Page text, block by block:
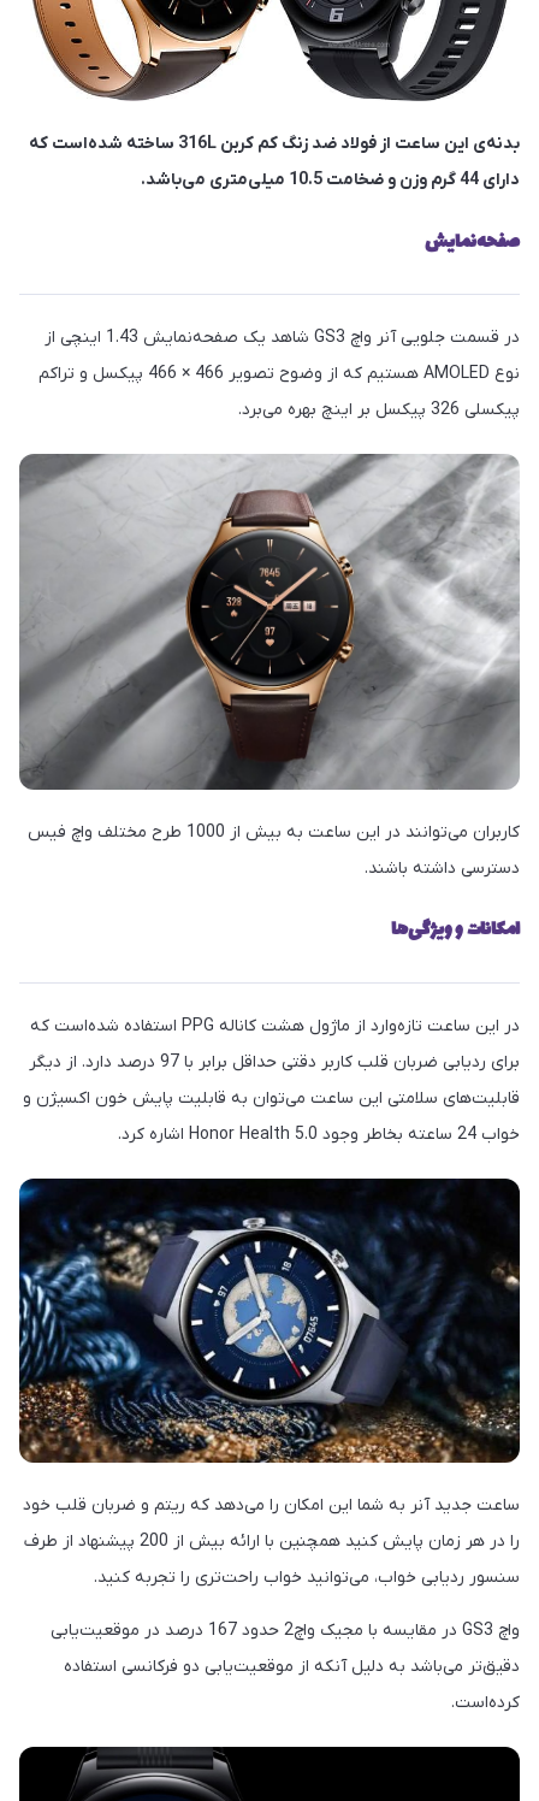
بدنه‌ی این ساعت از فولاد ضد زنگ کم کربن 316L ساخته شده‌است که
دارای 44 گرم وزن و ضخامت 10.5 میلی‌متری می‌باشد.
صفحه‌نمایش
در قسمت جلویی آنر واچ GS3 شاهد یک صفحه‌نمایش 1.43 اینچی از
نوع AMOLED هستیم که از وضوح تصویر 466 × 466 پیکسل و تراکم
پیکسلی 326 پیکسل بر اینچ بهره می‌برد.
کاربران می‌توانند در این ساعت به بیش از 1000 طرح مختلف واچ فیس
دسترسی داشته‌ باشند.
امکانات و ویژگی‌ها
در این ساعت تازه‌وارد از ماژول هشت کاناله PPG استفاده شده‌است که
برای ردیابی ضربان قلب کاربر دقتی حداقل برابر با 97 درصد دارد. از دیگر
قابلیت‌های سلامتی این ساعت می‌توان به قابلیت پایش خون اکسیژن و
خواب 24 ساعته بخاطر وجود Honor Health 5.0 اشاره کرد.
ساعت جدید آنر به شما این امکان را می‌دهد که ریتم و ضربان قلب خود
را در هر زمان پایش کنید همچنین با ارائه بیش از 200 پیشنهاد از طرف
سنسور ردیابی خواب، می‌توانید خواب راحت‌تری را تجربه کنید.
واچ GS3 در مقایسه با مجیک واچ2 حدود 167 درصد در موقعیت‌یابی
دقیق‌تر می‌باشد به دلیل آنکه از موقعیت‌یابی دو فرکانسی استفاده
کرده‌است.